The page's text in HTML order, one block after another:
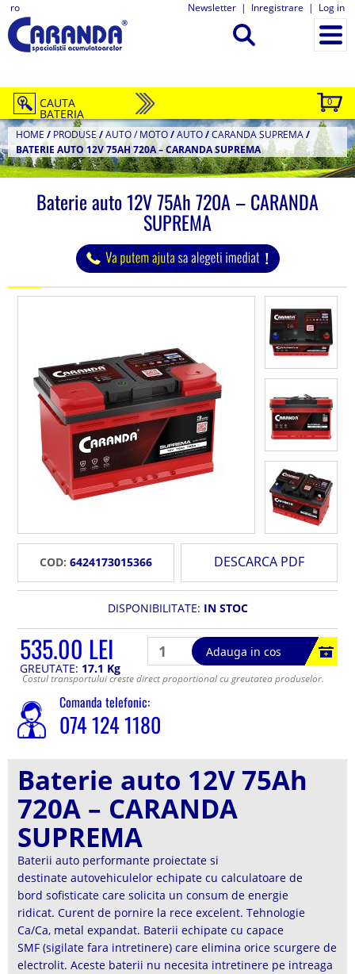
ro Newsletter | Inregistrare | Log in
0
CAUTA
BATERIA
HOME / PRODUSE/AUTO / MOTO/AUTO/CARANDA SUPREMA/
BATERIE AUTO 12V 75AH 720A – CARANDA SUPREMA
Baterie auto 12V 75Ah 720A – CARANDA
SUPREMA
COD: 6424173015366 DESCARCA PDF
DISPONIBILITATE: IN STOC
535.00 LEI
Adauga in cos
GREUTATE: 17.1 Kg
Costul transportului creste direct proportional cu greutatea produselor.
Comanda telefonic:
074 124 1180
Baterie auto 12V 75Ah
720A – CARANDA
SUPREMA
Baterii auto performante proiectate si
destinate autovehiculelor echipate cu calculatoare de
bord sofisticate care solicita un consum de energie
ridicat. Curent de pornire la rece excelent. Tehnologie
Ca/Ca, metal expandat. Baterii echipate cu capace
SMF (sigilate fara intretinere) care elimina orice scurgere de
electrolit. Aceste baterii nu necesita intretinere pe intreaga